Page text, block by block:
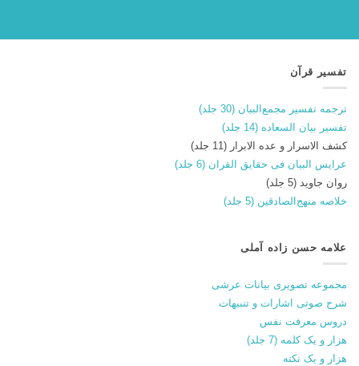
تفسیر قرآن
ترجمه تفسیر مجمع‌البیان (30 جلد)
تفسیر بیان السعاده (14 جلد)
کشف الاسرار و عده الابرار (11 جلد)
عرایس البیان فی حقایق القران (6 جلد)
روان جاوید (5 جلد)
خلاصه منهج‌الصادقین (5 جلد)
علامه حسن زاده آملی
مجموعه تصویری بیانات عرشی
شرح صوتی اشارات و تنبیهات
دروس معرفت نفس
هزار و یک کلمه (7 جلد)
هزار و یک نکته